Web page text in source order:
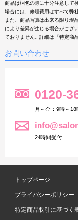
商品は梱包の際に十分注意して
場合には、修理費用はすべて弊
また、商品写真は出来る限り現
により差異が生じる場合がござ
ておりません。詳細は「特定商
お問い合わせ
0120-
月～金：9時～18
24時間受付
トップページ
プライバシーポリシー
特定商品取引に基づく